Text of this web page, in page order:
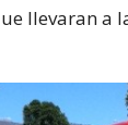
llevaran a